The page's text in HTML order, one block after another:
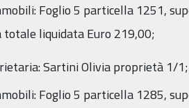
Foglio 5 particella 1251,
liquidata Euro 219,00;
Sartini Olivia proprietà 1/1;
Foglio 5 particella 1285,